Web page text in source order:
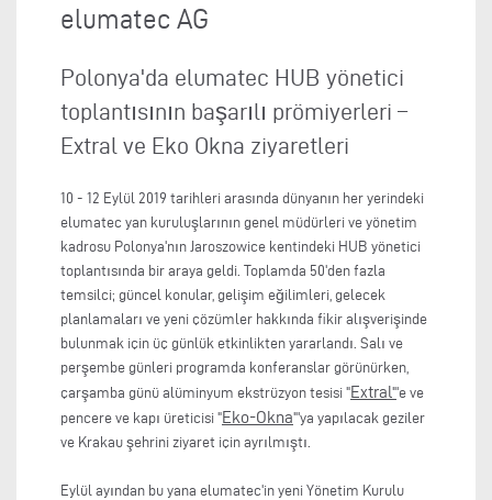
elumatec AG
Polonya'da elumatec HUB yönetici
toplantısının başarılı prömiyerleri –
Extral ve Eko Okna ziyaretleri
10 - 12 Eylül 2019 tarihleri arasında dünyanın her yerindeki
elumatec yan kuruluşlarının genel müdürleri ve yönetim
kadrosu Polonya'nın Jaroszowice kentindeki HUB yönetici
toplantısında bir araya geldi. Toplamda 50'den fazla
temsilci; güncel konular, gelişim eğilimleri, gelecek
planlamaları ve yeni çözümler hakkında fikir alışverişinde
bulunmak için üç günlük etkinlikten yararlandı. Salı ve
perşembe günleri programda konferanslar görünürken,
çarşamba günü alüminyum ekstrüzyon tesisi "Extral"'e ve
pencere ve kapı üreticisi "Eko-Okna"'ya yapılacak geziler
ve Krakau şehrini ziyaret için ayrılmıştı.
Eylül ayından bu yana elumatec'in yeni Yönetim Kurulu